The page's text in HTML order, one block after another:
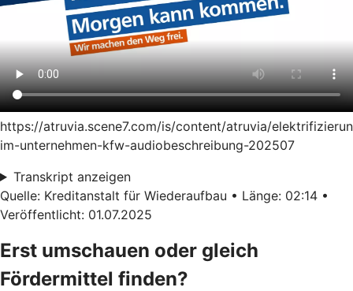
https://atruvia.scene7.com/is/content/atruvia/
im-unternehmen-kfw-audiobeschreibung-202507
Transkript anzeigen
Quelle: Kreditanstalt für Wiederaufbau • Länge: 02:14 •
Veröffentlicht: 01.07.2025
Erst umschauen oder gleich
Fördermittel finden?